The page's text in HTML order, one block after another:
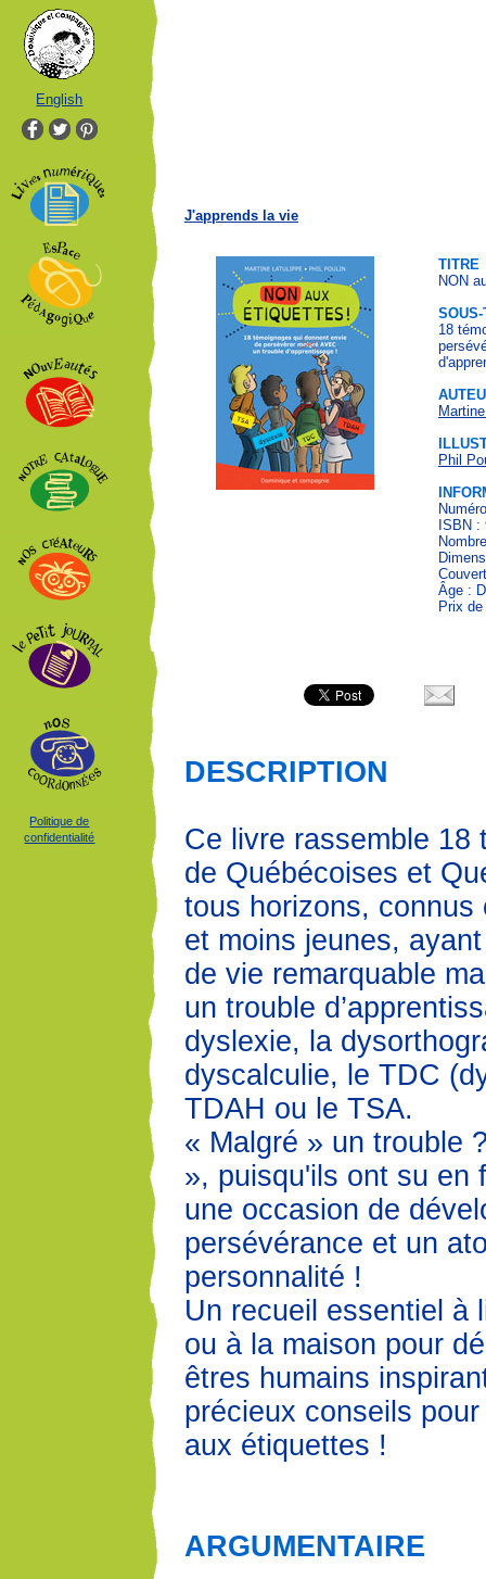
English
Politique de
confidentialité
J'apprends la vie
TITRE
NON
18
Phil
ISBN :
Âge :
Prix
DESCRIPTION
Ce livre rassemble 18
de Québécoises et
tous horizons, connus
et moins jeunes,
de vie remarquable
un trouble
dyslexie, la
dyscalculie, le TDC
TDAH ou le TSA.
« Malgré » un trouble
», puisqu'ils ont su en
une occasion de
persévérance et un
personnalité !
Un recueil essentiel à
ou à la maison pour
êtres humains
précieux conseils
aux étiquettes !
ARGUMENTAIRE